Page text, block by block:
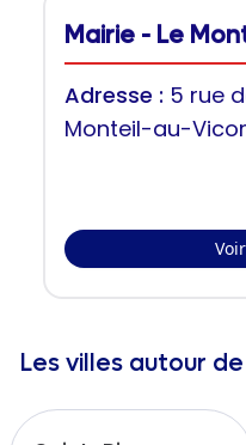
Mairie - Le
Adresse : 5 rue
Monteil-au-
Les villes autour de